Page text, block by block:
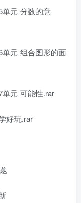
元 分数的意
元 组合图形的面
元 可能性.rar
好玩.rar